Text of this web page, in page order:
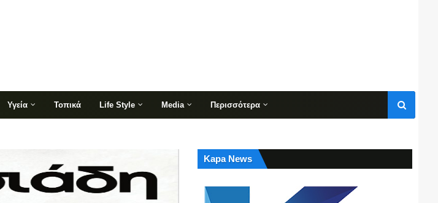
Υγεία Τοπικά Life Style Media Περισσότερα
Kapa News